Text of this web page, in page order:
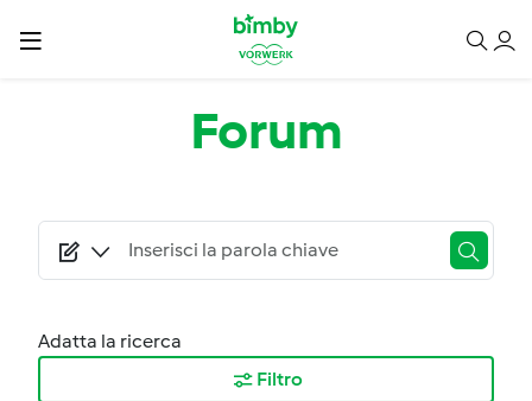
Salta al contenuto principale
Forum
Adatta la ricerca
Filtro